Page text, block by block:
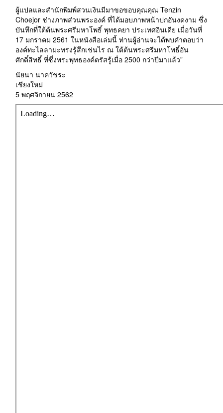
ผู้แปลและสำนักพิมพ์สวนเงินมีมาขอขอบคุณคุณ Tenzin
Choejor ช่างภาพส่วนพระองค์ ที่ได้มอบภาพหน้าปกอันงดงาม ซึ่ง
บันทึกที่ใต้ต้นพระศรีมหาโพธิ์ พุทธคยา ประเทศอินเดีย เมื่อวันที่
17 มกราคม 2561 ในหนังสือเล่มนี้ ท่านผู้อ่านจะได้พบคำตอบว่า
องค์ทะไลลามะทรงรู้สึกเช่นไร ณ ใต้ต้นพระศรีมหาโพธิ์อัน
ศักดิ์สิทธิ์ ที่ซึ่งพระพุทธองค์ตรัสรู้เมื่อ 2500 กว่าปีมาแล้ว”
นัยนา นาควัชระ
เชียงใหม่
5 พฤศจิกายน 2562